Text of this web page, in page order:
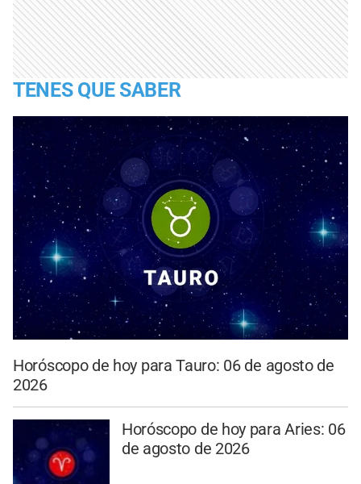
TENES QUE SABER
Horóscopo de hoy para Tauro: 06 de agosto de
2026
Horóscopo de hoy para Aries: 06
de agosto de 2026